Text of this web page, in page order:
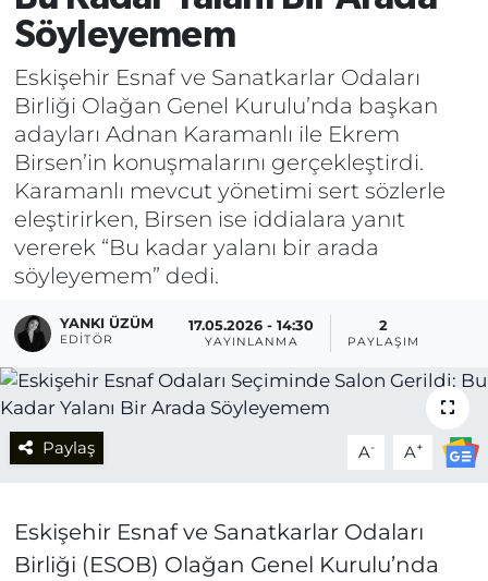
Söyleyemem
Eskişehir Esnaf ve Sanatkarlar Odaları
Birliği Olağan Genel Kurulu’nda başkan
adayları Adnan Karamanlı ile Ekrem
Birsen’in konuşmalarını gerçekleştirdi.
Karamanlı mevcut yönetimi sert sözlerle
eleştirirken, Birsen ise iddialara yanıt
vererek “Bu kadar yalanı bir arada
söyleyemem” dedi.
YANKI ÜZÜM
EDITÖR
17.05.2026 - 14:30
YAYINLANMA
2
PAYLAŞIM
Paylaş A- A+
Eskişehir Esnaf ve Sanatkarlar Odaları
Birliği (ESOB) Olağan Genel Kurulu’nda